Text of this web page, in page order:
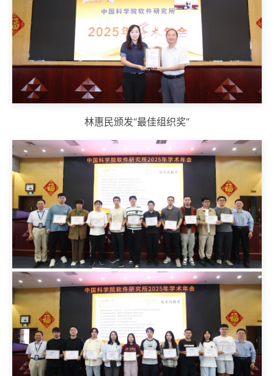
林惠民颁发“最佳组织奖”